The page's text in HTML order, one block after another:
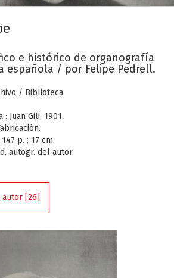
e histórico de organografía
española / por Felipe Pedrell.
/ Biblioteca
: Juan Gili, 1901.
147 p. ; 17 cm.
autogr. del autor.
[26]